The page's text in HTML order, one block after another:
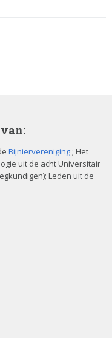
Bijniervereniging ; Het
uit de acht Universitair
Leden uit de